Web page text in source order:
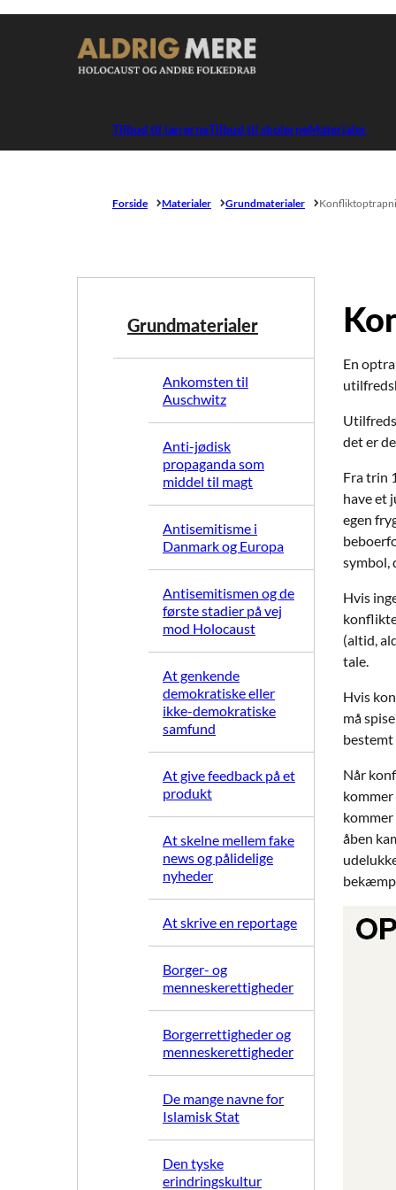
Tilbud til lærerneTilbud til skolerneMaterialer
Forside Materialer Grundmaterialer
Grundmaterialer
Ankomsten til
Auschwitz
Anti-jødisk
propaganda som
middel til magt
Antisemitisme i
Danmark og Europa
Antisemitismen og de
første stadier på vej
mod Holocaust
At genkende
demokratiske eller
ikke-demokratiske
samfund
At give feedback på et
produkt
At skelne mellem fake
news og pålidelige
nyheder
At skrive en reportage
Borger- og
menneskerettigheder
Borgerrettigheder og
menneskerettigheder
De mange navne for
Islamisk Stat
Den tyske
erindringskultur
En
det er
Fra trin
have et
egen
symbol,
Hvis
(altid,
tale.
Hvis
må
bestemt
Når
kommer
åben